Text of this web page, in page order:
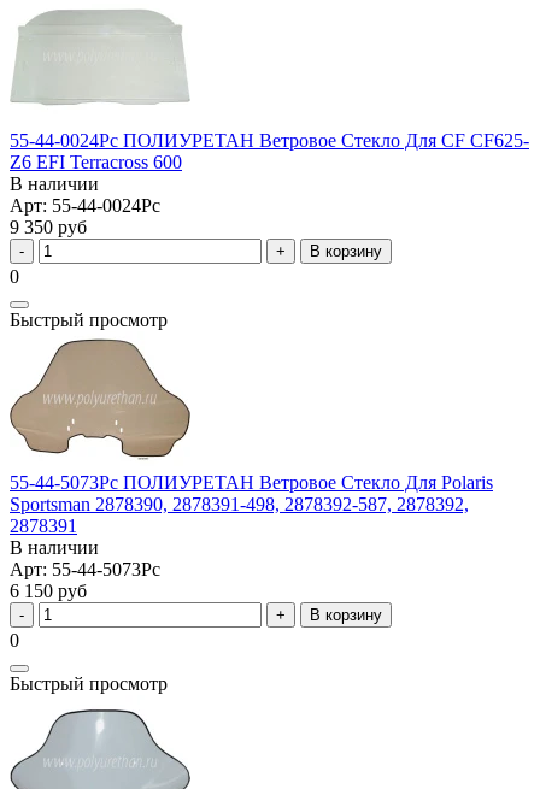
55-44-0024Pc ПОЛИУРЕТАН Ветровое Стекло Для CF CF625-
Z6 EFI Terracross 600
В наличии
Арт: 55-44-0024Pc
9 350 руб
В корзину
0
Быстрый просмотр
55-44-5073Pc ПОЛИУРЕТАН Ветровое Стекло Для Polaris
Sportsman 2878390, 2878391-498, 2878392-587, 2878392,
2878391
В наличии
Арт: 55-44-5073Pc
6 150 руб
В корзину
0
Быстрый просмотр